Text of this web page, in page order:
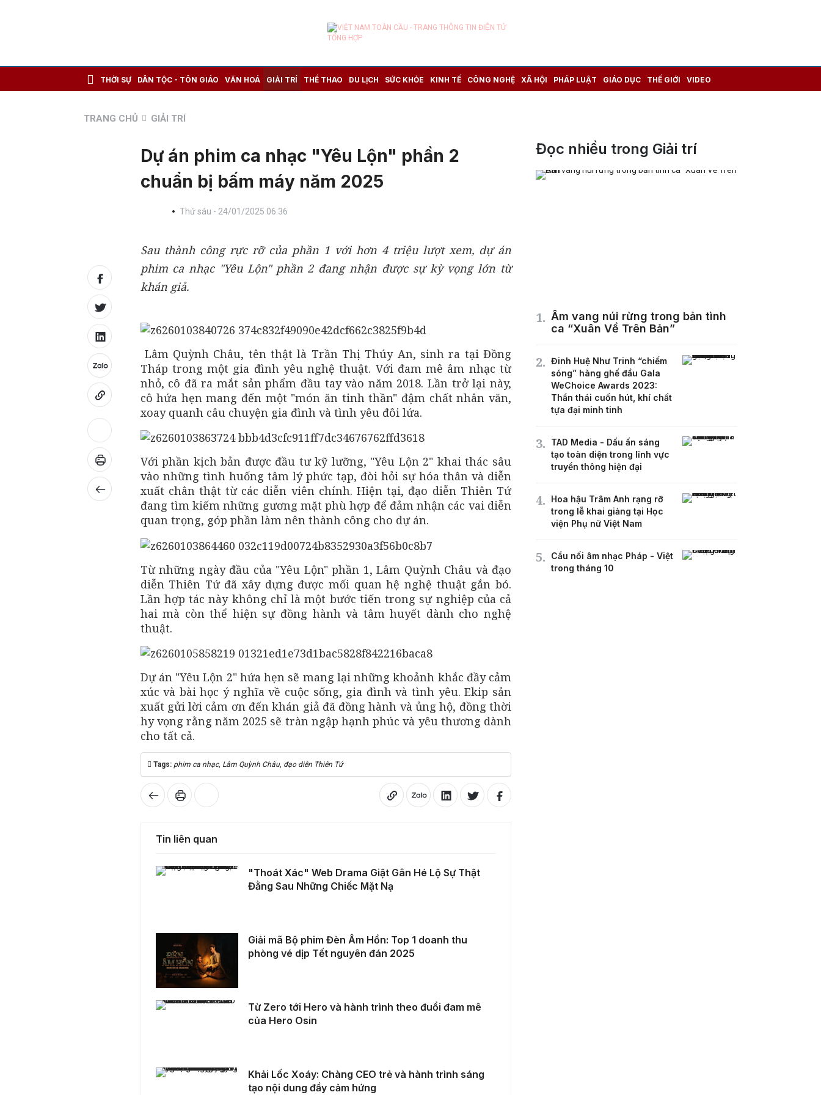
THỜI SỰ DÂN TỘC - TÔN GIÁO VĂN HOÁ GIẢI TRÍ THỂ THAO DU LỊCH SỨC KHỎE KINH TẾ CÔNG NGHỆ XÃ HỘI PHÁP LUẬT GIÁO DỤC THẾ GIỚI VIDEO
TRANG CHỦ GIẢI TRÍ
Dự án phim ca nhạc "Yêu Lộn" phần 2
chuẩn bị bấm máy năm 2025
Thứ sáu - 24/01/2025 06:36
Sau thành công rực rỡ của phần 1 với hơn 4 triệu lượt xem, dự án
phim ca nhạc "Yêu Lộn" phần 2 đang nhận được sự kỳ vọng lớn từ
khán giả.
Lâm Quỳnh Châu, tên thật là Trần Thị Thúy An, sinh ra tại Đồng
Tháp trong một gia đình yêu nghệ thuật. Với đam mê âm nhạc từ
nhỏ, cô đã ra mắt sản phẩm đầu tay vào năm 2018. Lần trở lại này,
cô hứa hẹn mang đến một "món ăn tinh thần" đậm chất nhân văn,
xoay quanh câu chuyện gia đình và tình yêu đôi lứa.
Với phần kịch bản được đầu tư kỹ lưỡng, "Yêu Lộn 2" khai thác sâu
vào những tình huống tâm lý phức tạp, đòi hỏi sự hóa thân và diễn
xuất chân thật từ các diễn viên chính. Hiện tại, đạo diễn Thiên Tứ
đang tìm kiếm những gương mặt phù hợp để đảm nhận các vai diễn
quan trọng, góp phần làm nên thành công cho dự án.
Từ những ngày đầu của "Yêu Lộn" phần 1, Lâm Quỳnh Châu và đạo
diễn Thiên Tứ đã xây dựng được mối quan hệ nghệ thuật gắn bó.
Lần hợp tác này không chỉ là một bước tiến trong sự nghiệp của cả
hai mà còn thể hiện sự đồng hành và tâm huyết dành cho nghệ
thuật.
Dự án "Yêu Lộn 2" hứa hẹn sẽ mang lại những khoảnh khắc đầy cảm
xúc và bài học ý nghĩa về cuộc sống, gia đình và tình yêu. Ekip sản
xuất gửi lời cảm ơn đến khán giả đã đồng hành và ủng hộ, đồng thời
hy vọng rằng năm 2025 sẽ tràn ngập hạnh phúc và yêu thương dành
cho tất cả.
Tags: phim ca nhạc, Lâm Quỳnh Châu, đạo diễn Thiên Tứ
Tin liên quan
"Thoát Xác" Web Drama Giật Gân Hé Lộ Sự Thật Đằng Sau Những Chiếc Mặt Nạ
"Thoát Xác" Web Drama Giật Gân Hé Lộ Sự Thật
Đằng Sau Những Chiếc Mặt Nạ
Giải mã Bộ phim Đèn Âm Hồn: Top 1 doanh thu phòng vé dịp Tết nguyên đán 2025
Giải mã Bộ phim Đèn Âm Hồn: Top 1 doanh thu
phòng vé dịp Tết nguyên đán 2025
Từ Zero tới Hero và hành trình theo đuổi đam mê của Hero Osin
Từ Zero tới Hero và hành trình theo đuổi đam mê
của Hero Osin
Khải Lốc Xoáy: Chàng CEO trẻ và hành trình sáng tạo nội dung đầy cảm hứng
Khải Lốc Xoáy: Chàng CEO trẻ và hành trình sáng
tạo nội dung đầy cảm hứng
Đọc nhiều trong Giải trí
Âm vang núi rừng trong bản tình
ca “Xuân Về Trên Bản”
Đinh Huệ Như Trinh “chiếm
sóng” hàng ghế đầu Gala
WeChoice Awards 2023:
Thần thái cuốn hút, khí chất
tựa đại minh tinh
TAD Media - Dấu ấn sáng
tạo toàn diện trong lĩnh vực
truyền thông hiện đại
Hoa hậu Trâm Anh rạng rỡ
trong lễ khai giảng tại Học
viện Phụ nữ Việt Nam
Cầu nối âm nhạc Pháp - Việt
trong tháng 10